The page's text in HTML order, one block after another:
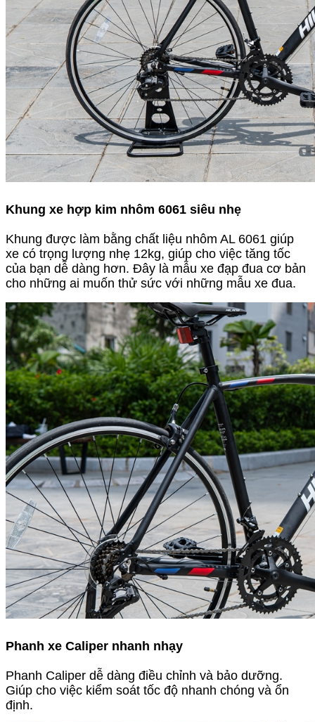
Khung xe hợp kim nhôm 6061 siêu nhẹ
Khung được làm bằng chất liệu nhôm AL 6061 giúp
xe có trọng lượng nhẹ 12kg, giúp cho việc tăng tốc
của bạn dễ dàng hơn. Đây là mẫu xe đạp đua cơ bản
cho những ai muốn thử sức với những mẫu xe đua.
Phanh xe Caliper nhanh nhạy
Phanh Caliper dễ dàng điều chỉnh và bảo dưỡng.
Giúp cho việc kiểm soát tốc độ nhanh chóng và ổn
định.